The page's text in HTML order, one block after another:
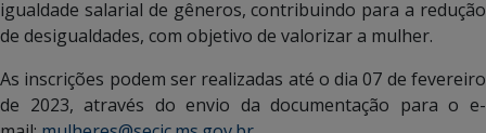
igualdade salarial de gêneros, contribuindo para a redução
de desigualdades, com objetivo de valorizar a mulher.
As inscrições podem ser realizadas até o dia 07 de fevereiro
de 2023, através do envio da documentação para o e-